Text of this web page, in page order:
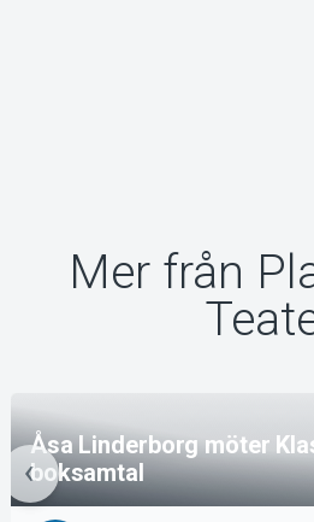
Mer från
Åsa Linderborg möter
boksamtal